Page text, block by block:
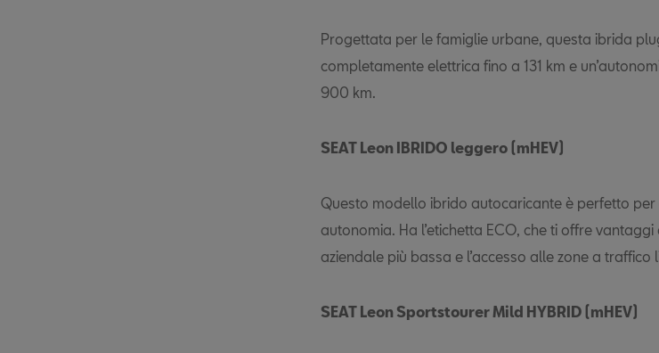
Progettata per le famiglie urbane, questa ibrida
completamente elettrica fino a 131 km e
900 km.
SEAT Leon IBRIDO leggero (mHEV)
Questo modello ibrido autocaricante è perfetto
autonomia. Ha l’etichetta ECO, che ti offre
aziendale più bassa e l’accesso alle zone a traffico
SEAT Leon Sportstourer Mild HYBRID (mHEV)